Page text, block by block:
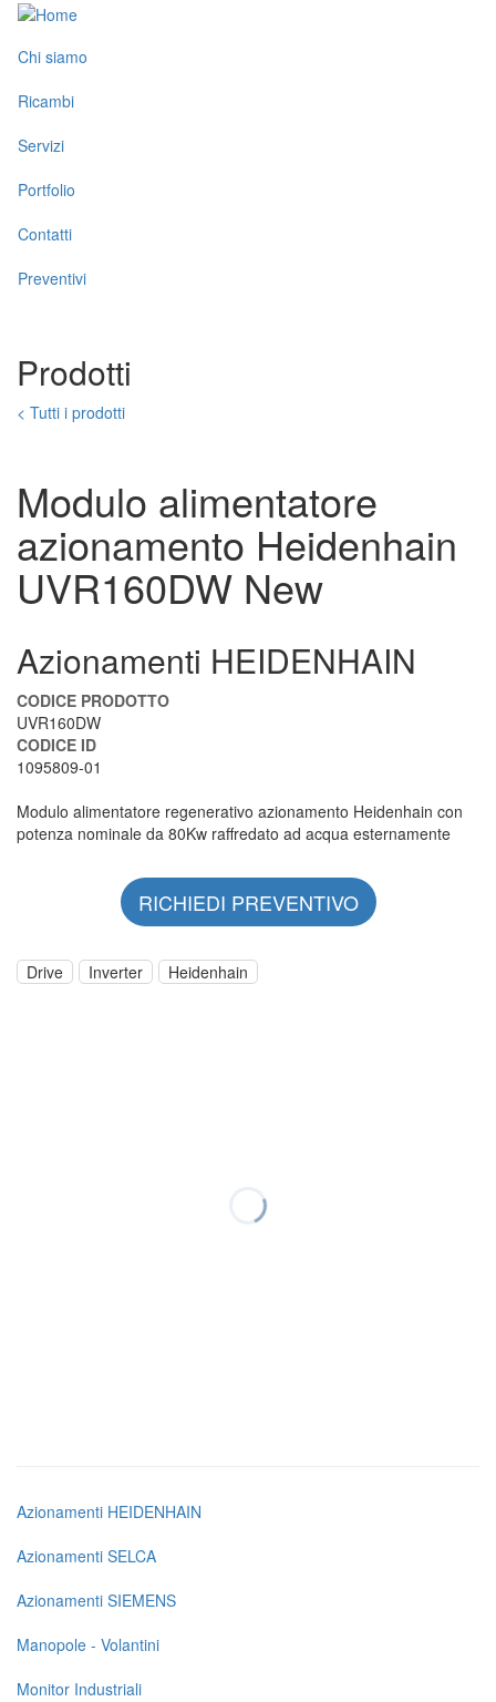
Salta
contenuto
menu
Chi siamo
Ricambi
Servizi
Portfolio
Contatti
Preventivi
Prodotti
< Tutti i prodotti
Modulo alimentatore
azionamento Heidenhain
UVR160DW New
Azionamenti HEIDENHAIN
CODICE PRODOTTO
UVR160DW
CODICE ID
1095809-01
Modulo alimentatore regenerativo azionamento Heidenhain con
potenza nominale da 80Kw raffredato ad acqua esternamente
RICHIEDI PREVENTIVO
Drive Inverter Heidenhain
Navigazione
principale
Ricambi
su
pagine
Azionamenti HEIDENHAIN
Azionamenti SELCA
Azionamenti SIEMENS
Manopole - Volantini
Monitor Industriali